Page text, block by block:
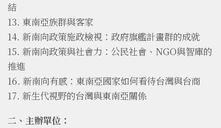
結
13. 東南亞族群與客家
14. 新南向政策施政檢視：政府旗艦計畫群的成就
15. 新南向政策與社會力：公民社會、NGO與智庫的
推進
16. 新南向有感：東南亞國家如何看待台灣與台商
17. 新生代視野的台灣與東南亞關係
二、主辦單位：